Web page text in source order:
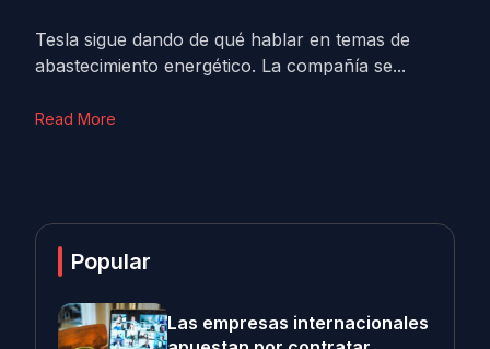
Tesla sigue dando de qué hablar en temas de
abastecimiento energético. La compañía se...
Read More
Popular
Las empresas internacionales